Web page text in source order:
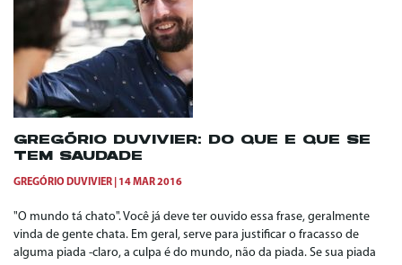
GREGÓRIO DUVIVIER: DO QUE E QUE SE
TEM SAUDADE
GREGÓRIO DUVIVIER 14 MAR 2016
"O mundo tá chato". Você já deve ter ouvido essa frase, geralmente
vinda de gente chata. Em geral, serve para justificar o fracasso de
alguma piada -claro, a culpa é do mundo, não da piada. Se sua piada